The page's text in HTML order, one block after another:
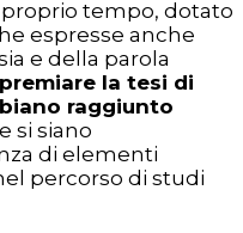
tempo, dotato
espresse anche
e della parola
la tesi di
raggiunto
si siano
di elementi
percorso di studi